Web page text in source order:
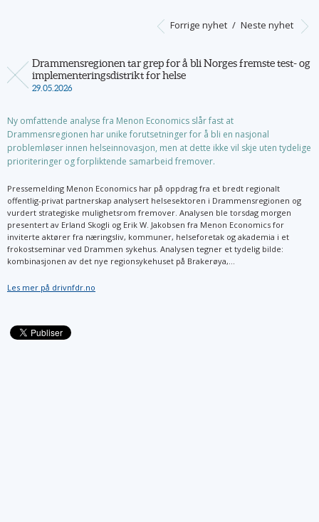
Neste nyhet
/
Forrige nyhet
Drammensregionen tar grep for å bli Norges fremste test- og
implementeringsdistrikt for helse
29.05.2026
Ny omfattende analyse fra Menon Economics slår fast at
Drammensregionen har unike forutsetninger for å bli en nasjonal
problemløser innen helseinnovasjon, men at dette ikke vil skje uten tydelige
prioriteringer og forpliktende samarbeid fremover.
Pressemelding Menon Economics har på oppdrag fra et bredt regionalt
offentlig-privat partnerskap analysert helsesektoren i Drammensregionen og
vurdert strategiske mulighetsrom fremover. Analysen ble torsdag morgen
presentert av Erland Skogli og Erik W. Jakobsen fra Menon Economics for
inviterte aktører fra næringsliv, kommuner, helseforetak og akademia i et
frokostseminar ved Drammen sykehus. Analysen tegner et tydelig bilde:
kombinasjonen av det nye regionsykehuset på Brakerøya,...
Les mer på drivnfdr.no